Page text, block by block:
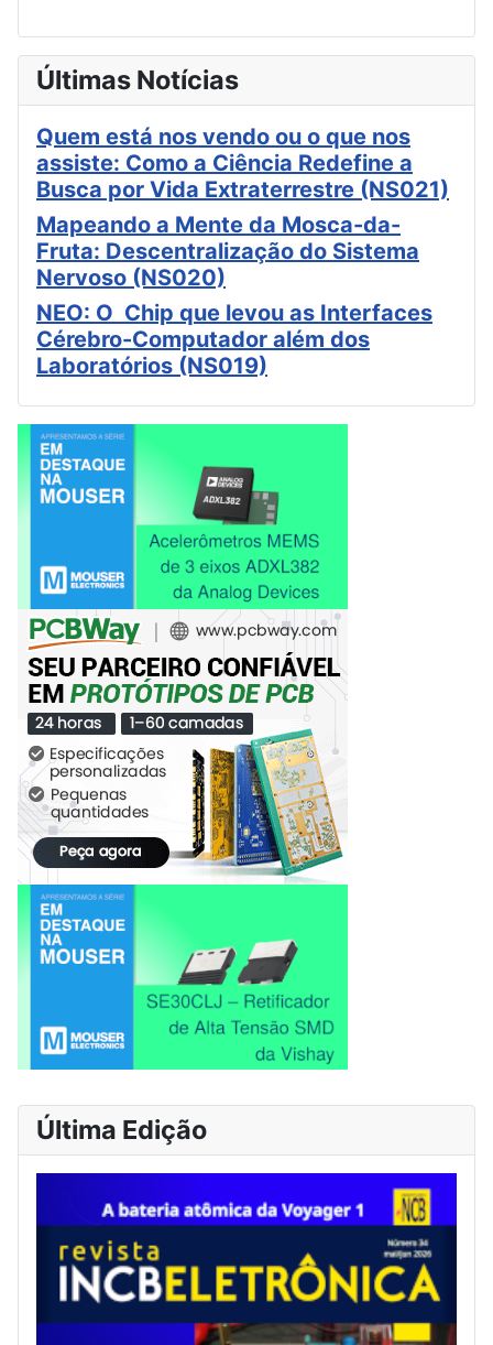
Últimas Notícias
Quem está nos vendo ou o que nos
assiste: Como a Ciência Redefine a
Busca por Vida Extraterrestre (NS021)
Mapeando a Mente da Mosca-da-
Fruta: Descentralização do Sistema
Nervoso (NS020)
NEO: O Chip que levou as Interfaces
Cérebro-Computador além dos
Laboratórios (NS019)
Última Edição